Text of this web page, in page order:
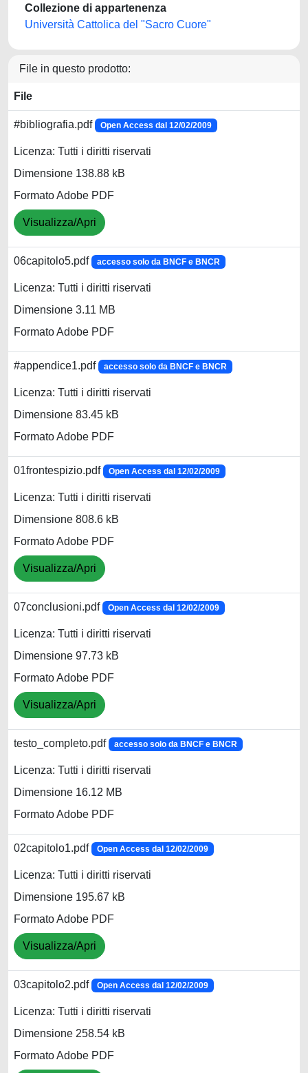
Collezione di appartenenza
Università Cattolica del "Sacro Cuore"
File in questo prodotto:
File
#bibliografia.pdf Open Access dal 12/02/2009
Licenza: Tutti i diritti riservati
Dimensione 138.88 kB
Formato Adobe PDF
Visualizza/Apri
06capitolo5.pdf accesso solo da BNCF e BNCR
Licenza: Tutti i diritti riservati
Dimensione 3.11 MB
Formato Adobe PDF
#appendice1.pdf accesso solo da BNCF e BNCR
Licenza: Tutti i diritti riservati
Dimensione 83.45 kB
Formato Adobe PDF
01frontespizio.pdf Open Access dal 12/02/2009
Licenza: Tutti i diritti riservati
Dimensione 808.6 kB
Formato Adobe PDF
Visualizza/Apri
07conclusioni.pdf Open Access dal 12/02/2009
Licenza: Tutti i diritti riservati
Dimensione 97.73 kB
Formato Adobe PDF
Visualizza/Apri
testo_completo.pdf accesso solo da BNCF e BNCR
Licenza: Tutti i diritti riservati
Dimensione 16.12 MB
Formato Adobe PDF
02capitolo1.pdf Open Access dal 12/02/2009
Licenza: Tutti i diritti riservati
Dimensione 195.67 kB
Formato Adobe PDF
Visualizza/Apri
03capitolo2.pdf Open Access dal 12/02/2009
Licenza: Tutti i diritti riservati
Dimensione 258.54 kB
Formato Adobe PDF